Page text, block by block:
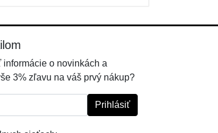
o novinkách a
3% zľavu na váš prvý nákup?
Prihlásiť